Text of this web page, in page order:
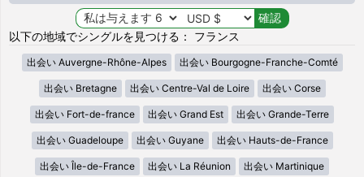
以下の地域でシングルを見つける： フランス
出会い Auvergne-Rhône-Alpes 出会い Bourgogne-Franche-Comté
出会い Bretagne 出会い Centre-Val de Loire 出会い Corse
出会い Fort-de-france 出会い Grand Est 出会い Grande-Terre
出会い Guadeloupe 出会い Guyane 出会い Hauts-de-France
出会い Île-de-France 出会い La Réunion 出会い Martinique